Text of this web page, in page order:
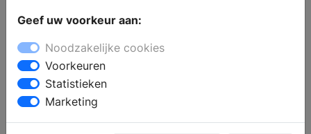
Enkhuizen? Met een bezoek aan een
haardenspecialist vindt u zeker een haard die bij uw
woning, stijl en budget past. In de showroom kunt u
de verschillende mogelijkheden zelf ervaren en
professioneel advies vragen aan de deskundige
medewerkers. Zij helpen u graag bij het vinden en
installeren van een nieuwe haard, of dit nu een open
Geef uw voorkeur aan:
Noodzakelijke cookies
Voorkeuren
Statistieken
Marketing